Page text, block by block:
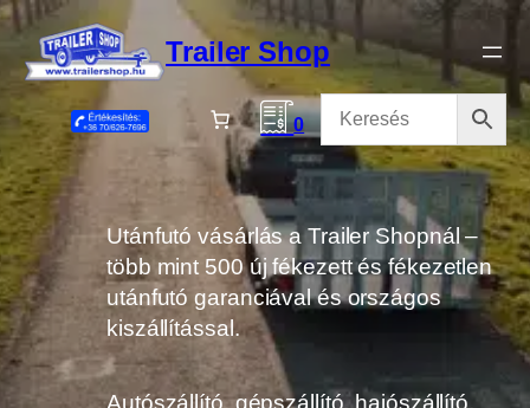
Ugrás
tartalomhoz
Trailer Shop
0
Utánfutó vásárlás a Trailer Shopnál –
több mint 500 új fékezett és fékezetlen
utánfutó garanciával és országos
kiszállítással.
Autószállító, gépszállító, hajószállító,